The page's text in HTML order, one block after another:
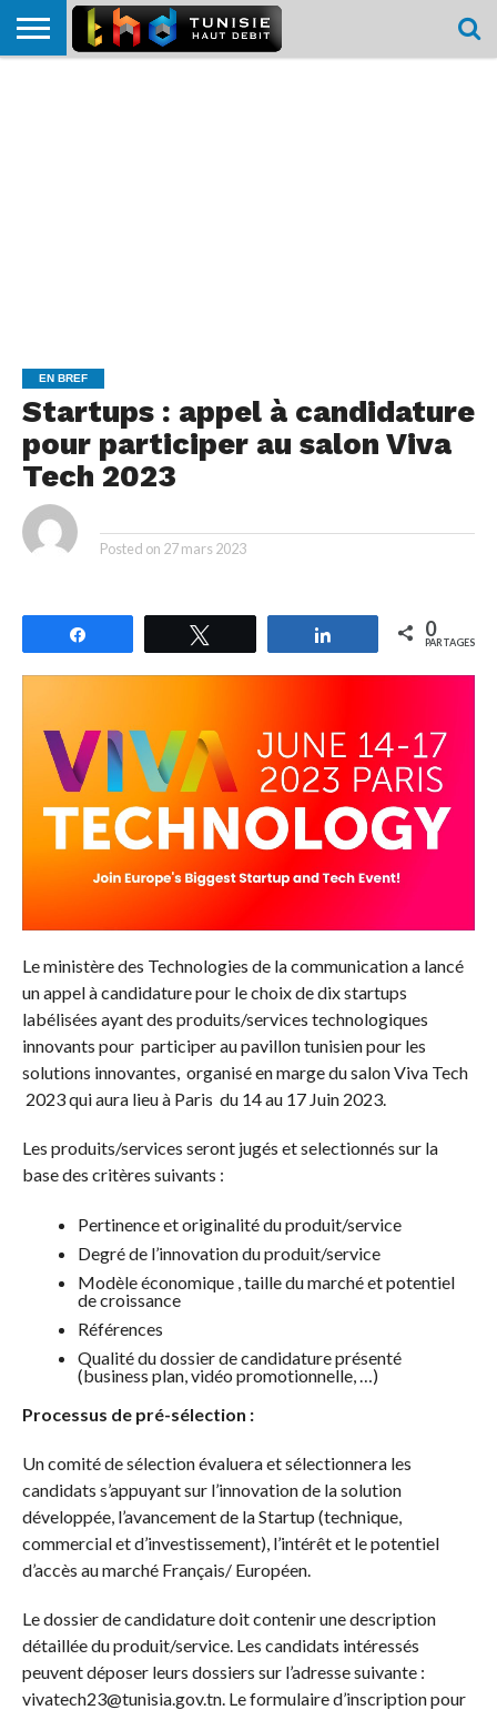
EN BREF
Startups : appel à candidature
pour participer au salon Viva
Tech 2023
Posted on 27 mars 2023
Partagez 0
PARTAGES
Le ministère des Technologies de la communication a lancé
un appel à candidature pour le choix de dix startups
labélisées ayant des produits/services technologiques
innovants pour participer au pavillon tunisien pour les
solutions innovantes, organisé en marge du salon Viva Tech
2023 qui aura lieu à Paris du 14 au 17 Juin 2023.
Les produits/services seront jugés et selectionnés sur la
base des critères suivants :
Pertinence et originalité du produit/service
Degré de l’innovation du produit/service
Modèle économique , taille du marché et potentiel
de croissance
Références
Qualité du dossier de candidature présenté
(business plan, vidéo promotionnelle, …)
Processus de pré-sélection :
Un comité de sélection évaluera et sélectionnera les
candidats s’appuyant sur l’innovation de la solution
développée, l’avancement de la Startup (technique,
commercial et d’investissement), l’intérêt et le potentiel
d’accès au marché Français/ Européen.
Le dossier de candidature doit contenir une description
détaillée du produit/service. Les candidats intéressés
peuvent déposer leurs dossiers sur l’adresse suivante :
vivatech23@tunisia.gov.tn. Le formulaire d’inscription pour